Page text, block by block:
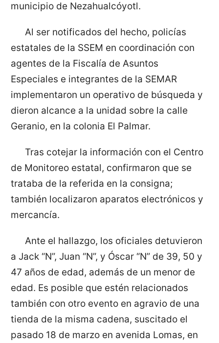
municipio de Nezahualcóyotl.
Al ser notificados del hecho, policías
estatales de la SSEM en coordinación con
agentes de la Fiscalía de Asuntos
Especiales e integrantes de la SEMAR
implementaron un operativo de búsqueda y
dieron alcance a la unidad sobre la calle
Geranio, en la colonia El Palmar.
Tras cotejar la información con el Centro
de Monitoreo estatal, confirmaron que se
trataba de la referida en la consigna;
también localizaron aparatos electrónicos y
mercancía.
Ante el hallazgo, los oficiales detuvieron
a Jack “N”, Juan “N”, y Óscar “N” de 39, 50 y
47 años de edad, además de un menor de
edad. Es posible que estén relacionados
también con otro evento en agravio de una
tienda de la misma cadena, suscitado el
pasado 18 de marzo en avenida Lomas, en